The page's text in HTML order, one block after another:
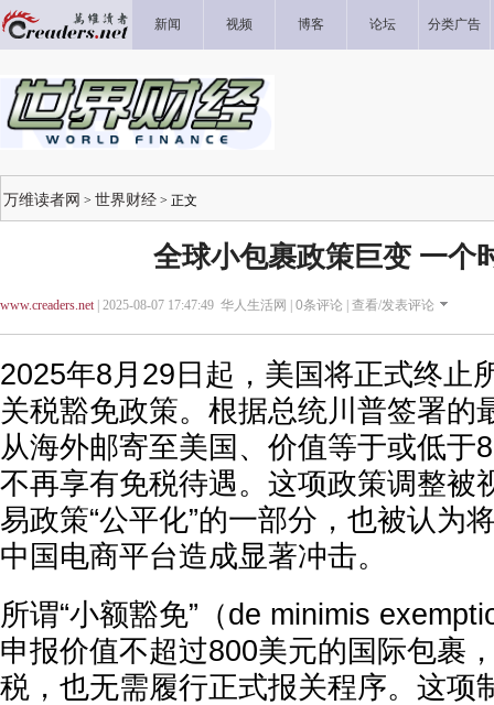
新闻 视频 博客 论坛 分类广告
万维读者网 > 世界财经 > 正文
全球小包裹政策巨变 一个
www.creaders.net| 2025-08-07 17:47:49 华人生活网 | 0条评论 | 查看/发表评论
2025年8月29日起，美国将正式终止
关税豁免政策。根据总统川普签署的
从海外邮寄至美国、价值等于或低于
不再享有免税待遇。这项政策调整被
易政策“公平化”的一部分，也被认为
中国电商平台造成显著冲击。
所谓“小额豁免”（de minimis
申报价值不超过800美元的国际包裹
税，也无需履行正式报关程序。这项